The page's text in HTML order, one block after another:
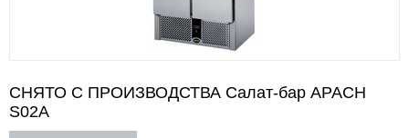
СНЯТО С ПРОИЗВОДСТВА Салат-бар APACH
S02A